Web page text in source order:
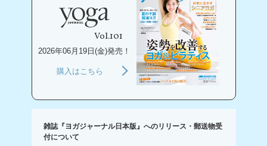
Vol.101
2026年06月19日(金)発売！
購入はこちら
雑誌『ヨガジャーナル日本版』へのリリース・郵送物受
付について